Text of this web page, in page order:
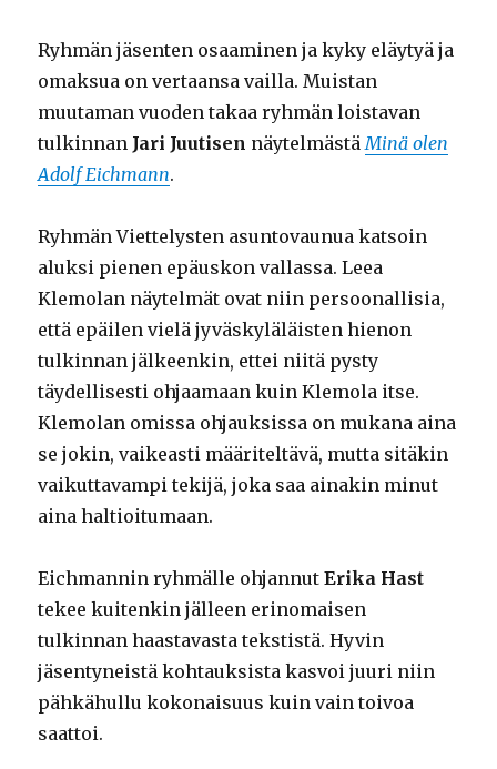
Ryhmän jäsenten osaaminen ja kyky eläytyä ja
omaksua on vertaansa vailla. Muistan
muutaman vuoden takaa ryhmän loistavan
tulkinnan Jari Juutisen näytelmästä Minä olen
Adolf Eichmann.
Ryhmän Viettelysten asuntovaunua katsoin
aluksi pienen epäuskon vallassa. Leea
Klemolan näytelmät ovat niin persoonallisia,
että epäilen vielä jyväskyläläisten hienon
tulkinnan jälkeenkin, ettei niitä pysty
täydellisesti ohjaamaan kuin Klemola itse.
Klemolan omissa ohjauksissa on mukana aina
se jokin, vaikeasti määriteltävä, mutta sitäkin
vaikuttavampi tekijä, joka saa ainakin minut
aina haltioitumaan.
Eichmannin ryhmälle ohjannutErika Hast
tekee kuitenkin jälleen erinomaisen
tulkinnan haastavasta tekstistä. Hyvin
jäsentyneistä kohtauksista kasvoi juuri niin
pähkähullu kokonaisuus kuin vain toivoa
saattoi.